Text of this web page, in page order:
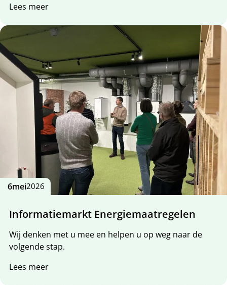
Lees meer
6mei2026
Informatiemarkt Energiemaatregelen
Wij denken met u mee en helpen u op weg naar de
volgende stap.
Lees meer